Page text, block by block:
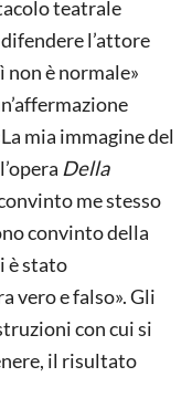
teatrale
l’attore
non è normale»
mia immagine del
Della
me stesso
convinto della
è stato
vero e falso». Gli
con cui si
il risultato